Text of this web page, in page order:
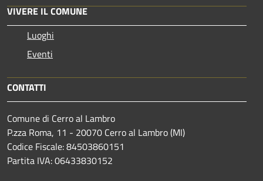
VIVERE IL COMUNE
Luoghi
Eventi
CONTATTI
Comune di Cerro al Lambro
P.zza Roma, 11 - 20070 Cerro al Lambro (MI)
Codice Fiscale: 84503860151
Partita IVA: 06433830152